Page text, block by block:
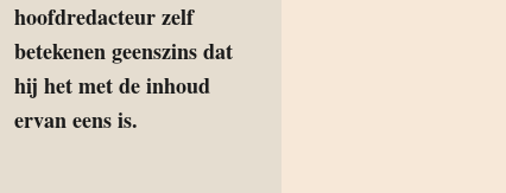
hoofdredacteur zelf
betekenen geenszins dat
hij het met de inhoud
ervan eens is.